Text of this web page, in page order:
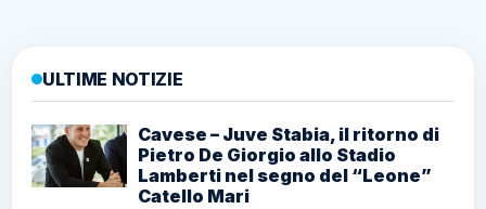
ULTIME NOTIZIE
Cavese – Juve Stabia, il ritorno di
Pietro De Giorgio allo Stadio
Lamberti nel segno del “Leone”
Catello Mari